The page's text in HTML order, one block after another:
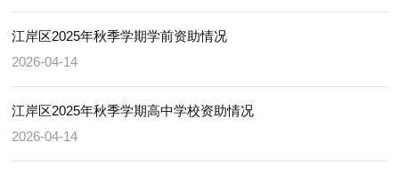
江岸区2025年秋季学期学前资助情况
2026-04-14
江岸区2025年秋季学期高中学校资助情况
2026-04-14